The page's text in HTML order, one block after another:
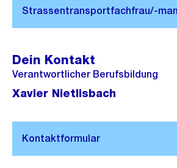
Dein Kontakt
Verantwortlicher Berufsbildung
Xavier Nietlisbach